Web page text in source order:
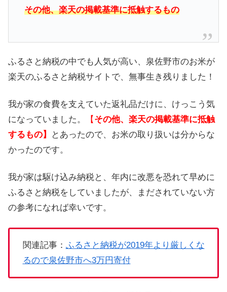
その他、楽天の掲載基準に抵触するもの
ふるさと納税の中でも人気が高い、泉佐野市のお米が
楽天のふるさと納税サイトで、無事生き残りました！
我が家の食費を支えていた返礼品だけに、けっこう気
になっていました。
【 その他、楽天の掲載基準に抵触
するもの】
とあったので、お米の取り扱いは分からな
かったのです。
我が家は駆け込み納税と、年内に改悪を恐れて早めに
ふるさと納税をしていましたが、まだされていない方
の参考になれば幸いです。
関連記事： ふるさと納税が2019年より厳しくな
るので泉佐野市へ3万円寄付